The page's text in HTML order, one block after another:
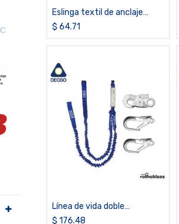
Eslinga textil de anclaje
BAND35120, 35KN y 120 cm
$ 64.71
Línea de vida doble
elastizada, con paquete
$ 176.48